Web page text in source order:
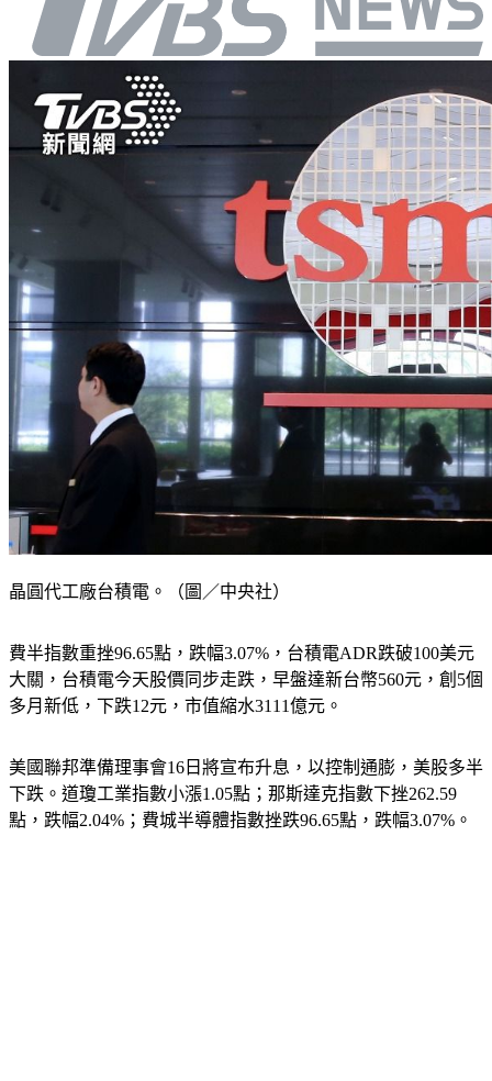
晶圓代工廠台積電。（圖／中央社）
費半指數重挫96.65點，跌幅3.07%，台積電ADR跌破100美元
大關，台積電今天股價同步走跌，早盤達新台幣560元，創5個
多月新低，下跌12元，市值縮水3111億元。
美國聯邦準備理事會16日將宣布升息，以控制通膨，美股多半
下跌。道瓊工業指數小漲1.05點；那斯達克指數下挫262.59
點，跌幅2.04%；費城半導體指數挫跌96.65點，跌幅3.07%。